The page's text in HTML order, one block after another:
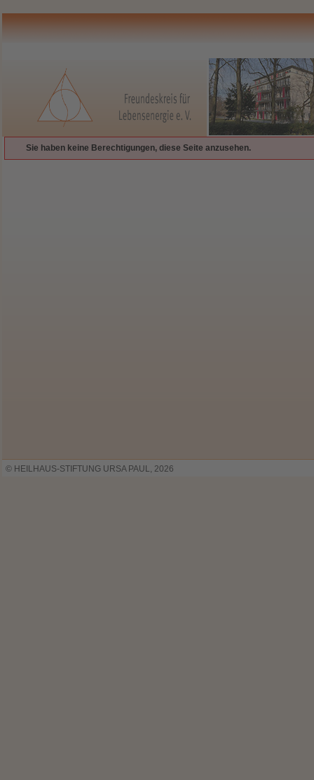
Sie haben keine Berechtigungen, diese Seite anzusehen.
© HEILHAUS-STIFTUNG URSA PAUL, 2026